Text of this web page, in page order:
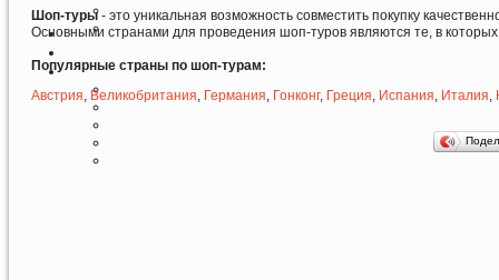
Шоп-туры- это уникальная возможность совместить покупку
Основными странами для проведения шоп-туров являются те, в
Популярные страны по шоп-турам:
Австрия, Великобритания, Германия, Гонконг, Греция, Испания, Италия,